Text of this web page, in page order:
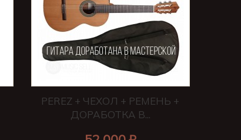
PEREZ + ЧЕХОЛ + РЕМЕНЬ +
ДОРАБОТКА В...